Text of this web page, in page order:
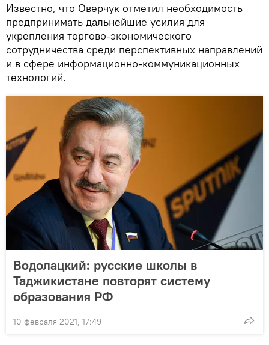
Известно, что Оверчук отметил необходимость
предпринимать дальнейшие усилия для
укрепления торгово-экономического
сотрудничества среди перспективных направлений
и в сфере информационно-коммуникационных
технологий.
Водолацкий: русские школы в
Таджикистане повторят систему
образования РФ
10 февраля 2021, 17:49